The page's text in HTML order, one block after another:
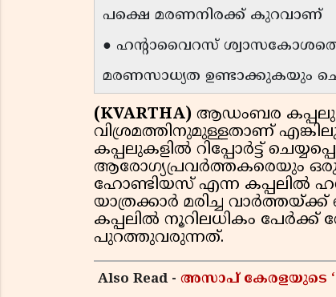
പക്ഷെ മരണനിരക്ക് കുറവാണ്
● ഹന്റാവൈറസ്
മരണസാധ്യത ഉണ്ടാക്കുകയും
(KVARTHA) ആഡംബര
വിശ്രമത്തിനുമുള്ളതാണ്
കപ്പലുകളിൽ റിപ്പോർട്ട്
ആരോഗ്യപ്രവർത്തകരെയും
ഹോണ്ടിയസ് എന്ന കപ്പലിൽ
യാത്രക്കാർ മരിച്ച
കപ്പലിൽ നൂറിലധികം
പുറത്തുവരുന്നത്.
Also Read - അസാപ് കേരളയുടെ